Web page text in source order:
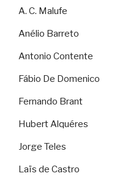
A. C. Malufe
Anélio Barreto
Antonio Contente
Fábio De Domenico
Fernando Brant
Hubert Alquéres
Jorge Teles
Laïs de Castro